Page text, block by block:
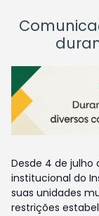
Desde 4 de julho
institucional do
suas unidades
restrições